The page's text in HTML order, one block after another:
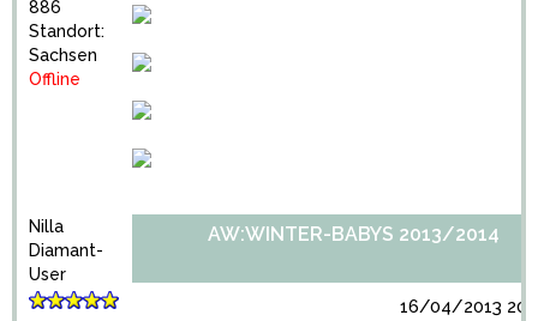
886
Standort:
Sachsen
Offline
Nilla
Diamant-
User
AW:WINTER-BABYS 2013/2014
16/04/2013